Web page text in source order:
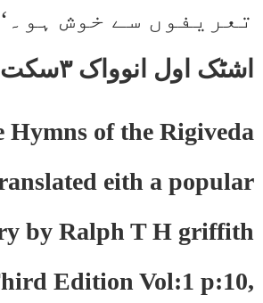
تعریفوں سے خوش
اشٹک اول انوواک ۳سکت۱)
Hymns of the Rigiveda
eith a popular
by Ralph T H griffith
Edition Vol:1 p:10,